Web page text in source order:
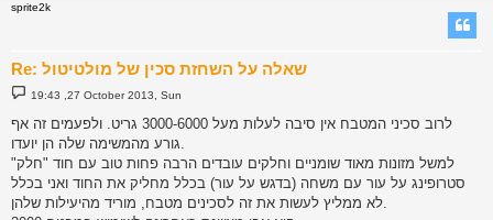
sprite2k
Re: שאלה על השחזת סכין של מולטיטול
P
o
t
19:43 ,27 October 2013, Sun
לרוב סכיני המטבח אין סיבה לעלות מעל 3000-6000 גריט. ולפעמים זה אף
למשל מזונות מאוד שומניים וחלקים עובדים הרבה פחות טוב עם חוד "חלק"
סטרופינג על עור עם משחה (בדגש על עור) בכלל מחליק את החוד ואני בכלל